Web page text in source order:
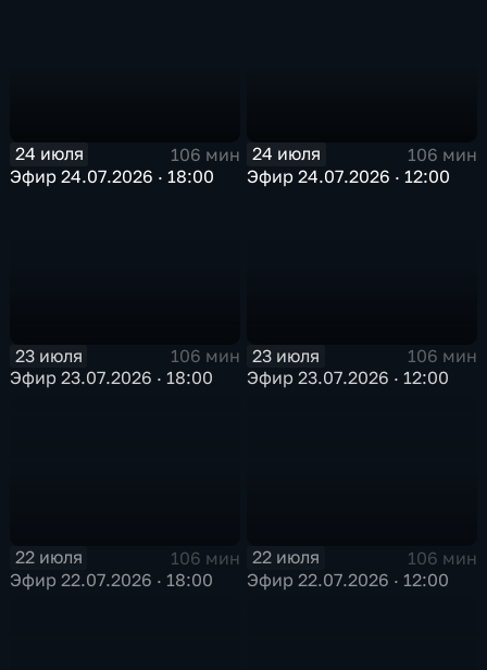
24 июля
106 мин
Эфир 24.07.2026 · 18:00
24 июля
106 мин
Эфир 24.07.2026 · 12:00
23 июля
106 мин
Эфир 23.07.2026 · 18:00
23 июля
106 мин
Эфир 23.07.2026 · 12:00
22 июля
106 мин
Эфир 22.07.2026 · 18:00
22 июля
106 мин
Эфир 22.07.2026 · 12:00